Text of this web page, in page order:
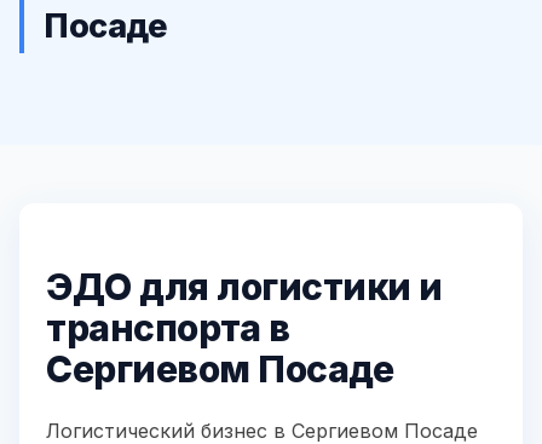
Посаде
ЭДО для логистики и
транспорта в
Сергиевом Посаде
Логистический бизнес в Сергиевом Посаде